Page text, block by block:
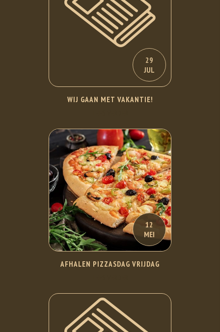
29
JUL
WIJ GAAN MET VAKANTIE!
12
MEI
AFHALEN PIZZASDAG VRIJDAG